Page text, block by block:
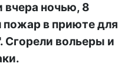
вчера ночью, 8
пожар в приюте для
вольеры и